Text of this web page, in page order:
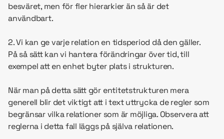
besväret, men för fler hierarkier än så är det
användbart.
2. Vi kan ge varje relation en tidsperiod då den gäller.
På så sätt kan vi hantera förändringar över tid, till
exempel att en enhet byter plats i strukturen.
När man på detta sätt gör entitetstrukturen mera
generell blir det viktigt att i text uttrycka de regler som
begränsar vilka relationer som är möjliga. Observera att
reglerna i detta fall läggs på själva relationen.